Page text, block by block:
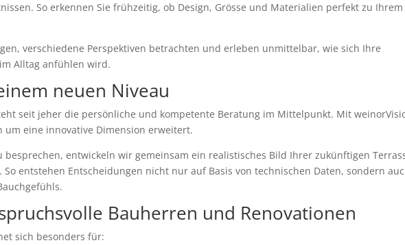
So erkennen Sie frühzeitig, ob Design, Grösse und Materialien perfekt zu Ihrem
verschiedene Perspektiven betrachten und erleben unmittelbar, wie sich Ihre
Alltag anfühlen wird.
neuen Niveau
seit jeher die persönliche und kompetente Beratung im Mittelpunkt. Mit
eine innovative Dimension erweitert.
besprechen, entwickeln wir gemeinsam ein realistisches Bild Ihrer zukünftigen
So entstehen Entscheidungen nicht nur auf Basis von technischen Daten, sondern
Bauherren und Renovationen
sich besonders für: